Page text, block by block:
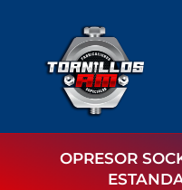
OPRESOR